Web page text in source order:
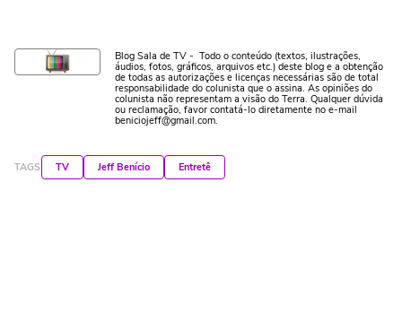
Blog Sala de TV - Todo o conteúdo (textos, ilustrações,
áudios, fotos, gráficos, arquivos etc.) deste blog e a obtenção
de todas as autorizações e licenças necessárias são de total
responsabilidade do colunista que o assina. As opiniões do
colunista não representam a visão do Terra. Qualquer dúvida
ou reclamação, favor contatá-lo diretamente no e-mail
beniciojeff@gmail.com.
TAGS TV Jeff Benício Entretê